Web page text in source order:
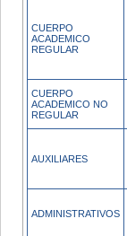
CUERPO
ACADEMICO
REGULAR
CUERPO
ACADEMICO NO
REGULAR
AUXILIARES
ADMINISTRATIVOS